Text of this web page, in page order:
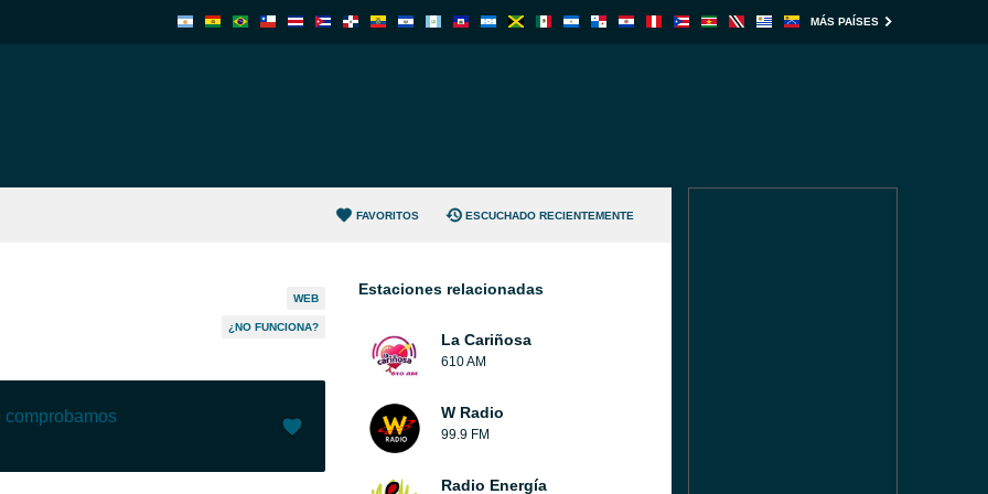
MÁS PAÍSES
FAVORITOS ESCUCHADO RECIENTEMENTE
WEB
¿NO FUNCIONA?
comprobamos
Estaciones relacionadas
La Cariñosa
610 AM
W Radio
99.9 FM
Radio Energía